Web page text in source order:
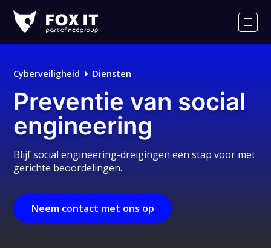
IT
Logo
Cyberveiligheid Diensten
Preventie van social
engineering
Blijf social engineering-dreigingen een stap voor met
gerichte beoordelingen.
Neem contact met ons op